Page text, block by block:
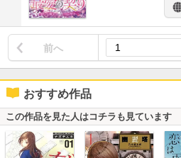
前へ
おすすめ作品
この作品を見た人はコチラも見ています